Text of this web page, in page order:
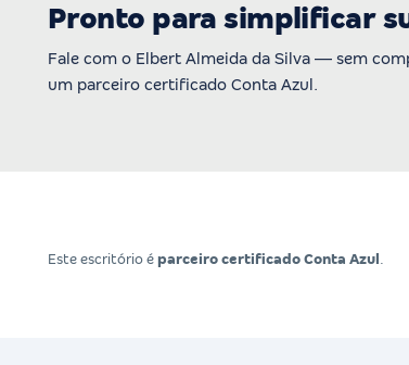
Pronto para simplificar
Fale com o Elbert Almeida da Silva — sem
um parceiro certificado Conta Azul.
Este escritório é parceiro certificado Conta Azul .